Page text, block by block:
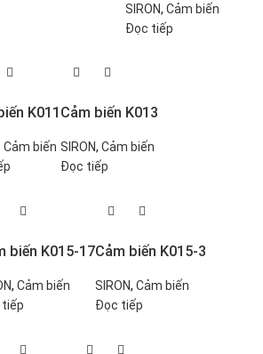
SIRON, Cảm biến
Đọc tiếp
K011
Cảm biến
Cảm biến K013
SIRON, Cảm biến
Đọc tiếp
biến K015-17
, Cảm biến
Cảm biến K015-3
SIRON, Cảm biến
Đọc tiếp